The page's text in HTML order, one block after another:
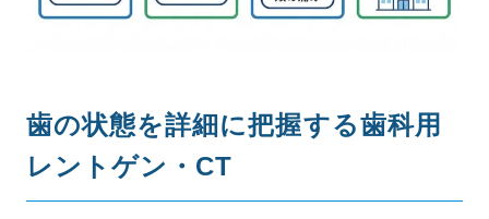
歯の状態を詳細に把握する歯科用
レントゲン・CT